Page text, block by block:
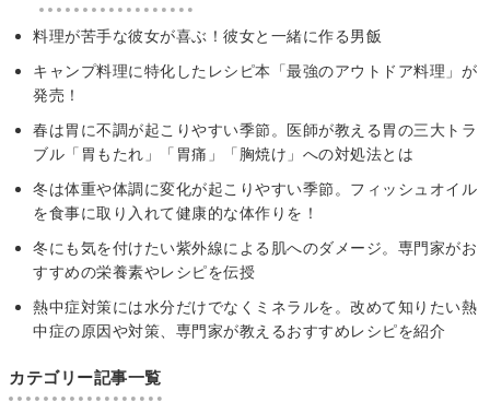
料理が苦手な彼女が喜ぶ！彼女と一緒に作る男飯
キャンプ料理に特化したレシピ本「最強のアウトドア料理」が
発売！
春は胃に不調が起こりやすい季節。医師が教える胃の三大トラ
ブル「胃もたれ」「胃痛」「胸焼け」への対処法とは
冬は体重や体調に変化が起こりやすい季節。フィッシュオイル
を食事に取り入れて健康的な体作りを！
冬にも気を付けたい紫外線による肌へのダメージ。専門家がお
すすめの栄養素やレシピを伝授
熱中症対策には水分だけでなくミネラルを。改めて知りたい熱
中症の原因や対策、専門家が教えるおすすめレシピを紹介
カテゴリー記事一覧